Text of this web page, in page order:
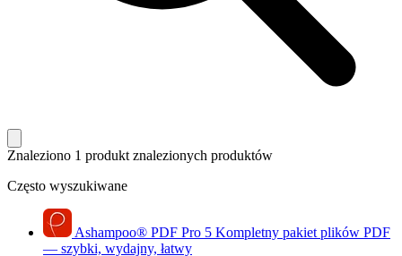
Znaleziono 1 produkt znalezionych produktów
Często wyszukiwane
Ashampoo® PDF Pro 5 Kompletny pakiet plików PDF
— szybki, wydajny, łatwy